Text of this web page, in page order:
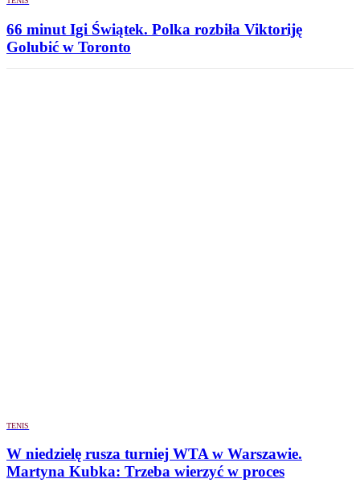
66 minut Igi Świątek. Polka rozbiła Viktoriję
Golubić w Toronto
TENIS
W niedzielę rusza turniej WTA w Warszawie.
Martyna Kubka: Trzeba wierzyć w proces